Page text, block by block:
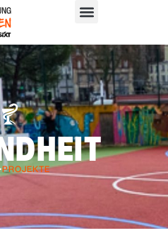
PROJEKTE